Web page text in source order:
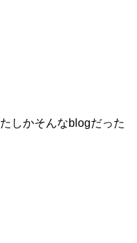
かそんなblogだった